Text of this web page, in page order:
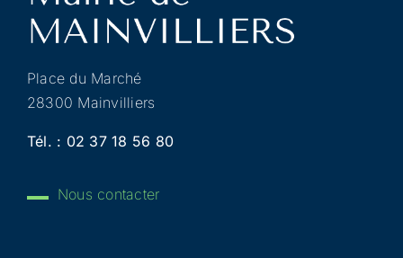
Place du Marché
28300 Mainvilliers
Tél. : 02 37 18 56 80
Nous contacter